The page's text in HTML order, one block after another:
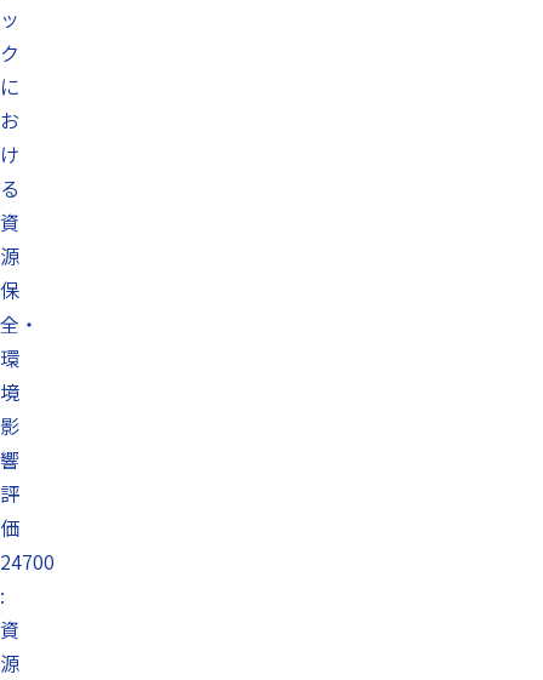
ッ
ク
に
お
け
る
資
源
保
全・
環
境
影
響
評
価
24700
:
資
源